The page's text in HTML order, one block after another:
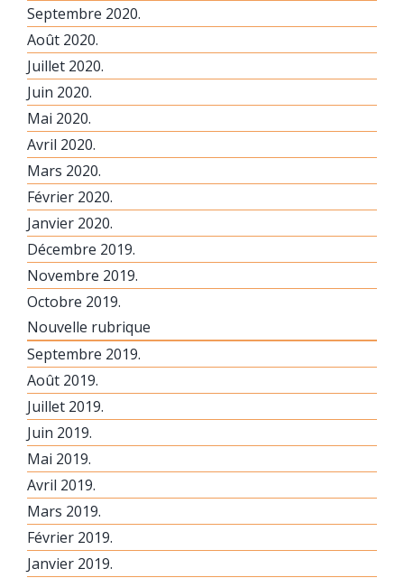
Septembre 2020.
Août 2020.
Juillet 2020.
Juin 2020.
Mai 2020.
Avril 2020.
Mars 2020.
Février 2020.
Janvier 2020.
Décembre 2019.
Novembre 2019.
Octobre 2019.
Nouvelle rubrique
Septembre 2019.
Août 2019.
Juillet 2019.
Juin 2019.
Mai 2019.
Avril 2019.
Mars 2019.
Février 2019.
Janvier 2019.